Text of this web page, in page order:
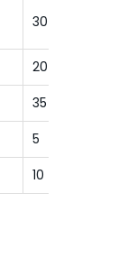
30
20
35
5
10